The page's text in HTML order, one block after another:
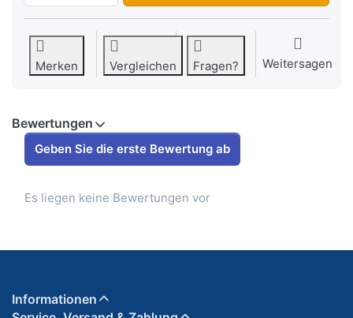
Merken Vergleichen Fragen? Weitersagen
Bewertungen
Geben Sie die erste Bewertung ab
Es liegen keine Bewertungen vor
Informationen